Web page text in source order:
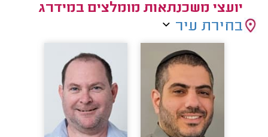
יועצי משכנתאות מומלצים במידרג
בחירת עיר